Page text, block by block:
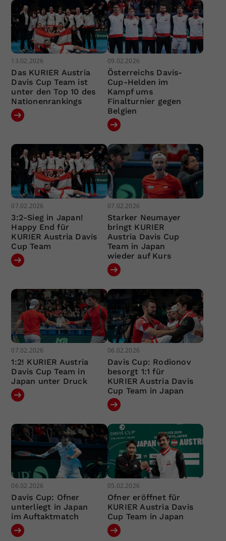
13.02.2026
Das KURIER Austria
Davis Cup Team ist
unter den Top 10 des
Nationenrankings
09.02.2026
Österreichs Davis-
Cup-Helden im
Kampf ums
Finalturnier gegen
Belgien
07.02.2026
3:2-Sieg in Japan!
Happy End für
KURIER Austria Davis
Cup Team
07.02.2026
Starker Neumayer
bringt KURIER
Austria Davis Cup
Team in Japan
wieder auf Kurs
07.02.2026
1:2! KURIER Austria
Davis Cup Team in
Japan unter Druck
06.02.2026
Davis Cup: Rodionov
besorgt 1:1 für
KURIER Austria Davis
Cup Team in Japan
06.02.2026
Davis Cup: Ofner
unterliegt in Japan
im Auftaktmatch
05.02.2026
Ofner eröffnet für
KURIER Austria Davis
Cup Team in Japan